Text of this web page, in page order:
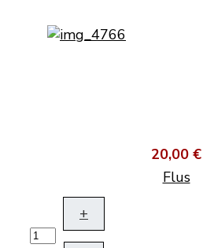
20,00 €
Flus
+